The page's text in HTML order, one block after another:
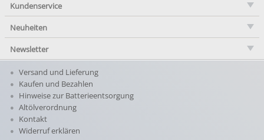
Kundenservice
Neuheiten
Newsletter
Versand und Lieferung
Kaufen und Bezahlen
Hinweise zur Batterieentsorgung
Altölverordnung
Kontakt
Widerruf erklären